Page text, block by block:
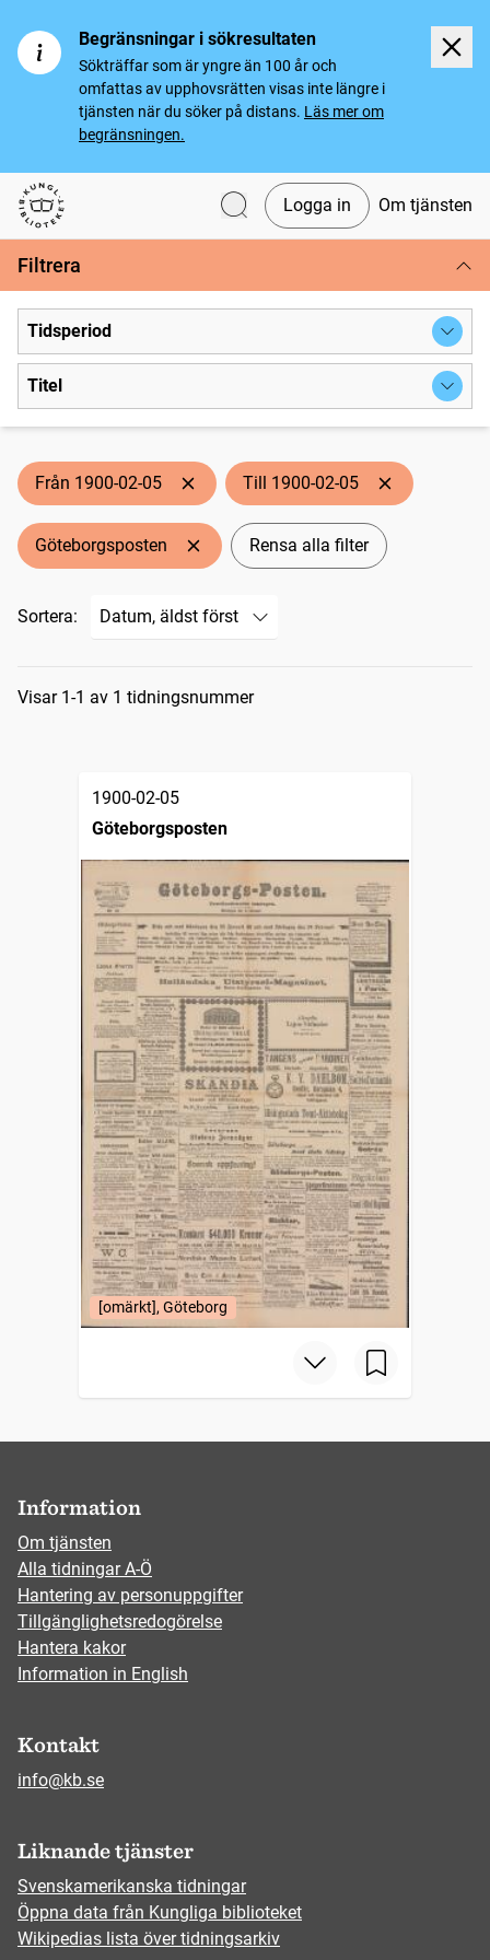
Begränsningar i sökresultaten
Sökträffar som är yngre än 100 år och
omfattas av upphovsrätten visas inte längre i
tjänsten när du söker på distans. Läs mer om
begränsningen.
Svenska tidningar
Logga in Om tjänsten
Filtrera
Tidsperiod
Titel
Från 1900-02-05 Till 1900-02-05
Göteborgsposten Rensa alla filter
Sortera:
Sökresultat
Visar 1-1 av 1 tidningsnummer
1900-02-05
Göteborgsposten
[omärkt], Göteborg
Information
Om tjänsten
Alla tidningar A-Ö
Hantering av personuppgifter
Tillgänglighetsredogörelse
Hantera kakor
Information in English
Kontakt
info@kb.se
Liknande tjänster
Svenskamerikanska tidningar
Öppna data från Kungliga biblioteket
Wikipedias lista över tidningsarkiv